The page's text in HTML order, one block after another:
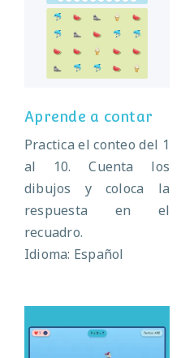
Aprende a contar
Aprende a contar
Practica el conteo del 1
al 10. Cuenta los
dibujos y coloca la
respuesta en el
recuadro.
Idioma: Español
Multiplicaciones